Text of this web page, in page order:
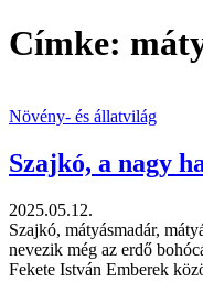
Címke:
Növény- és állatvilág
Szajkó, a nagy
2025.05.12.
Szajkó, mátyásmadár,
nevezik még az erdő
Fekete István Emberek